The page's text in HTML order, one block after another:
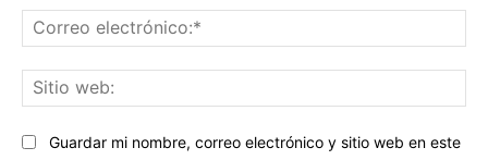
Guardar mi nombre, correo electrónico y sitio web en este